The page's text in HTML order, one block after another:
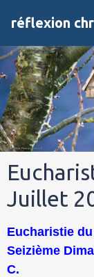
réflexion
Juillet
Eucharistie
Seizième
C.